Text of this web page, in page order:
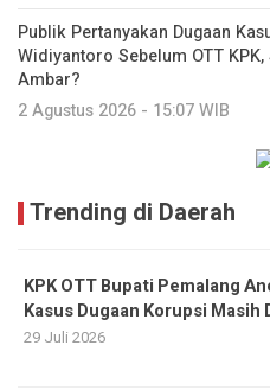
Publik Pertanyakan Dugaan
Widiyantoro Sebelum OTT
Ambar?
2 Agustus 2026 - 15:07 WIB
Trending di Daerah
KPK OTT Bupati Pemalang
Kasus Dugaan Korupsi Masih
29 Juli 2026